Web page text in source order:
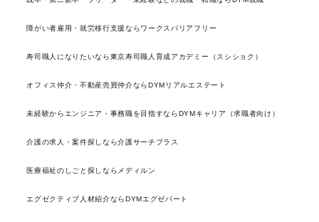
障がい者雇用・就労移行支援ならワークスバリアフリー
寿司職人になりたいなら東京寿司職人育成アカデミー（スシショク）
オフィス仲介・不動産売買仲介ならDYMリアルエステート
未経験からエンジニア・事務職を目指すならDYMキャリア（求職者向け）
介護の求人・案件探しなら介護サーチプラス
医療福祉のしごと探しならメディルン
エグゼクティブ人材紹介ならDYMエグゼパート